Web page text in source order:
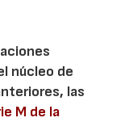
núcleo de
las
M de la